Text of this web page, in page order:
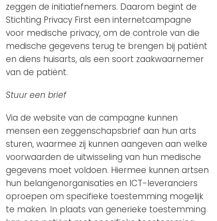
zeggen de initiatiefnemers. Daarom begint de
Stichting Privacy First een internetcampagne
voor medische privacy, om de controle van die
medische gegevens terug te brengen bij patiënt
en diens huisarts, als een soort zaakwaarnemer
van de patiënt.
Stuur een brief
Via de website van de campagne kunnen
mensen een zeggenschapsbrief aan hun arts
sturen, waarmee zij kunnen aangeven aan welke
voorwaarden de uitwisseling van hun medische
gegevens moet voldoen. Hiermee kunnen artsen
hun belangenorganisaties en ICT-leveranciers
oproepen om specifieke toestemming mogelijk
te maken. In plaats van generieke toestemming